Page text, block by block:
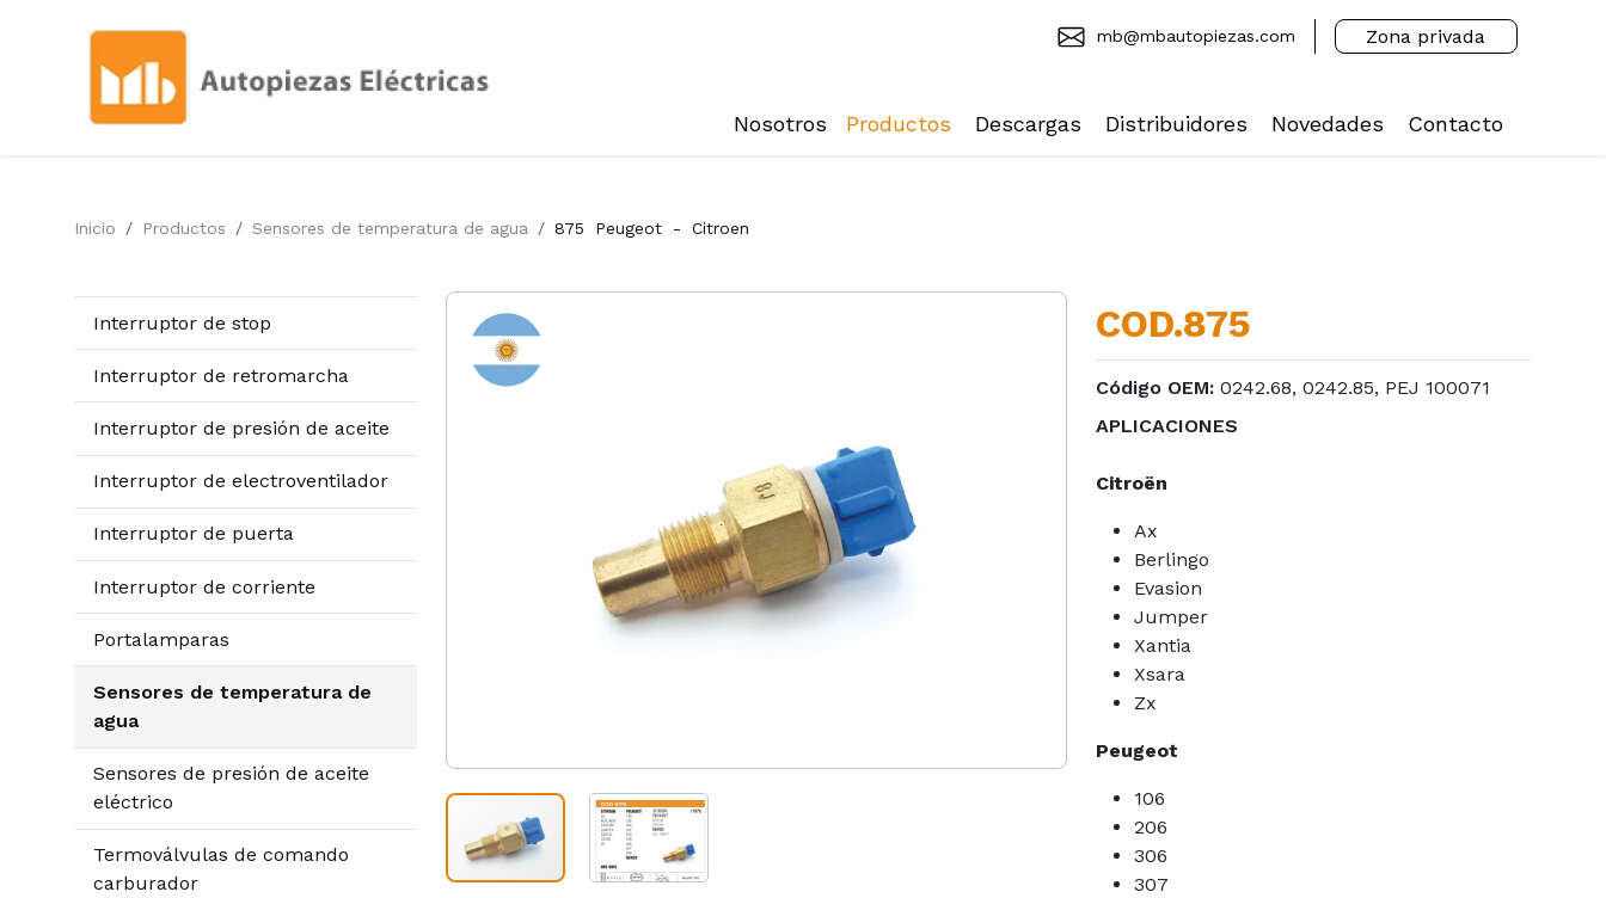
mb@mbautopiezas.com Zona privada
Nosotros Productos Descargas Distribuidores Novedades Contacto
Inicio Productos Sensores de temperatura de agua 875 Peugeot - Citroen
Interruptor de stop
Interruptor de retromarcha
Interruptor de presión de aceite
Interruptor de electroventilador
Interruptor de puerta
Interruptor de corriente
Portalamparas
Sensores de temperatura de
agua
Sensores de presión de aceite
eléctrico
Termoválvulas de comando
carburador
COD.875
Código OEM:0242.68, 0242.85, PEJ 100071
APLICACIONES
Citroën
Ax
Berlingo
Evasion
Jumper
Xantia
Xsara
Zx
Peugeot
106
206
306
307